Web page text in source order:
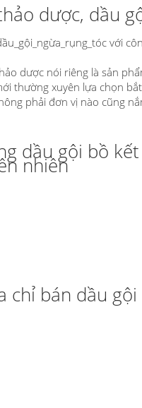
dược, dầu
với
dược nói riêng là sản
thường xuyên lựa chọn
phải đơn vị nào cũng
dầu gội bồ
nhiên
chỉ bán dầu